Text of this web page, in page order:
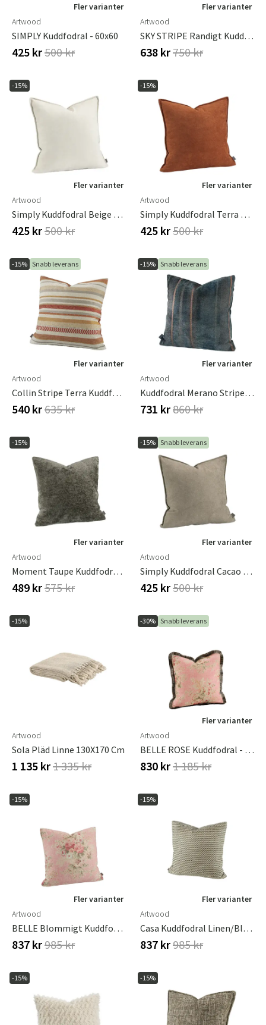
Danmark
Norge
Suomi
Fler varianter
Artwood
SIMPLY Kuddfodral - 60x60
425 kr500 kr
Fler varianter
Artwood
SKY STRIPE Randigt Kuddfodral - 50x50
638 kr750 kr
-15%
Fler varianter
Artwood
Simply Kuddfodral Beige 60x60 Cm
425 kr500 kr
-15%
Fler varianter
Artwood
Simply Kuddfodral Terra 60x60 Cm
425 kr500 kr
-15% Snabb leverans
Fler varianter
Artwood
Collin Stripe Terra Kuddfodral 50x50 Cm
540 kr635 kr
-15% Snabb leverans
Fler varianter
Artwood
Kuddfodral Merano Stripe Apatit 50x50 Cm
731 kr860 kr
-15%
Fler varianter
Artwood
Moment Taupe Kuddfodral 60x60 Cm
489 kr575 kr
-15% Snabb leverans
Fler varianter
Artwood
Simply Kuddfodral Cacao 60x60 Cm
425 kr500 kr
-15%
Artwood
Sola Pläd Linne 130X170 Cm
1 135 kr1 335 kr
-30% Snabb leverans
Fler varianter
Artwood
BELLE ROSE Kuddfodral - 60x40
830 kr1 185 kr
-15%
Fler varianter
Artwood
BELLE Blommigt Kuddfodral - 50x50
837 kr985 kr
-15%
Fler varianter
Artwood
Casa Kuddfodral Linen/black 50x50 Cm
837 kr985 kr
-15% -15%